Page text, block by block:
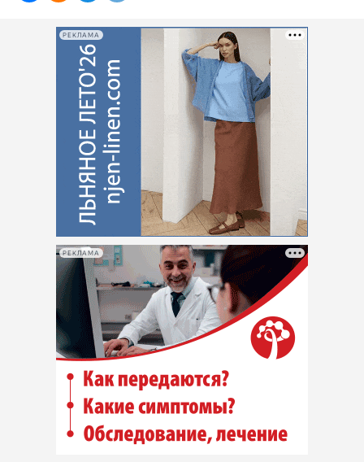
РЕКЛАМА
РЕКЛАМА